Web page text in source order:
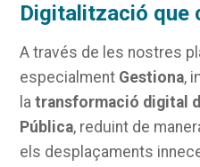
Digitalització que
A través de les nostres
especialment Gestiona,
latransformació digital
Pública, reduint de
els desplaçaments